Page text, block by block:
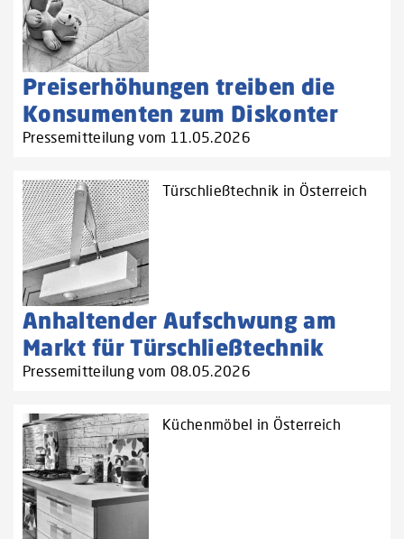
Preiserhöhungen treiben die
Konsumenten zum Diskonter
Pressemitteilung vom 11.05.2026
Türschließtechnik in Österreich
Anhaltender Aufschwung am
Markt für Türschließtechnik
Pressemitteilung vom 08.05.2026
Küchenmöbel in Österreich